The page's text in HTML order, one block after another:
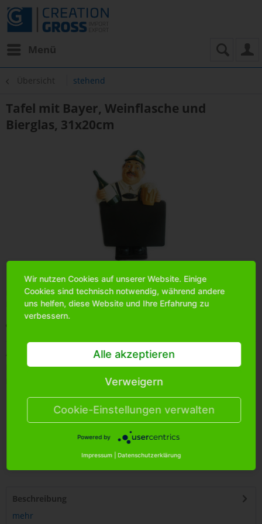
Menü
Übersicht stehend
Tafel mit Bayer, Weinflasche und
Bierglas, 31x20cm
Bittemelden Sie sich an, um mehr Informationen über das
Produkt zu erhalten.
3300070
Bestands-Info:
19
8
250255 413780
Beschreibung
mehr
Wir nutzen Cookies auf unserer Website. Einige
Cookies sind technisch notwendig, während andere
uns helfen, diese Website und Ihre Erfahrung zu
verbessern.
Alle akzeptieren
Verweigern
Cookie-Einstellungen verwalten
Powered by
Impressum Datenschutzerklärung